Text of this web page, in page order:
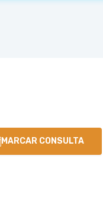
MARCAR CONSULTA